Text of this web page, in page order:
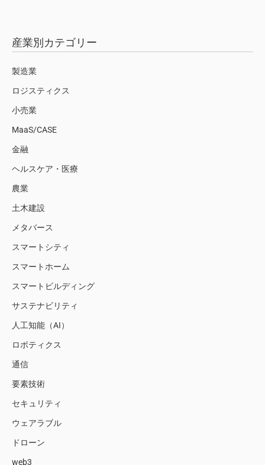
産業別カテゴリー
製造業
ロジスティクス
小売業
MaaS/CASE
金融
ヘルスケア・医療
農業
土木建設
メタバース
スマートシティ
スマートホーム
スマートビルディング
サステナビリティ
人工知能（AI）
ロボティクス
通信
要素技術
セキュリティ
ウェアラブル
ドローン
web3